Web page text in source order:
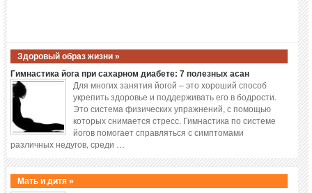
Здоровый образ жизни »
Гимнастика йога при сахарном диабете: 7 полезных асан
Для многих занятия йогой – это хороший способ
укрепить здоровье и поддерживать его в бодрости.
Это система физических упражнений, с помощью
которых снимается стресс. Гимнастика по системе
йогов помогает справляться с симптомами
различных недугов, среди …
Мать и дитя »